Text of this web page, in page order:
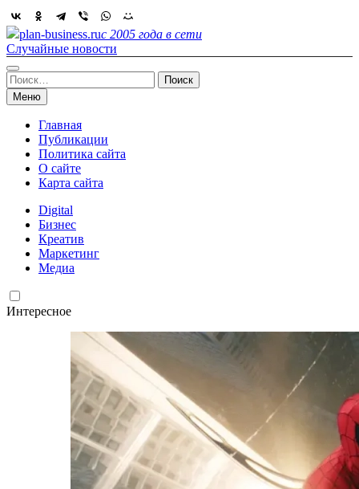
Skip
to
content
plan-business.ruс 2005 года в сети
Случайные новости
Найти:
Меню
Главная
Публикации
Политика сайта
О сайте
Карта сайта
Digital
Бизнес
Креатив
Маркетинг
Медиа
Интересное